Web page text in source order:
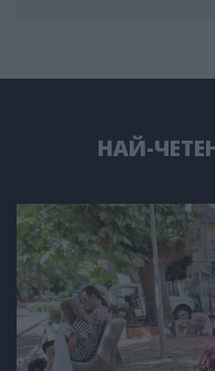
НАЙ-